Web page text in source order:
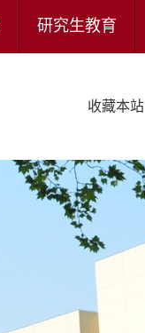
研究生教育
收藏本站